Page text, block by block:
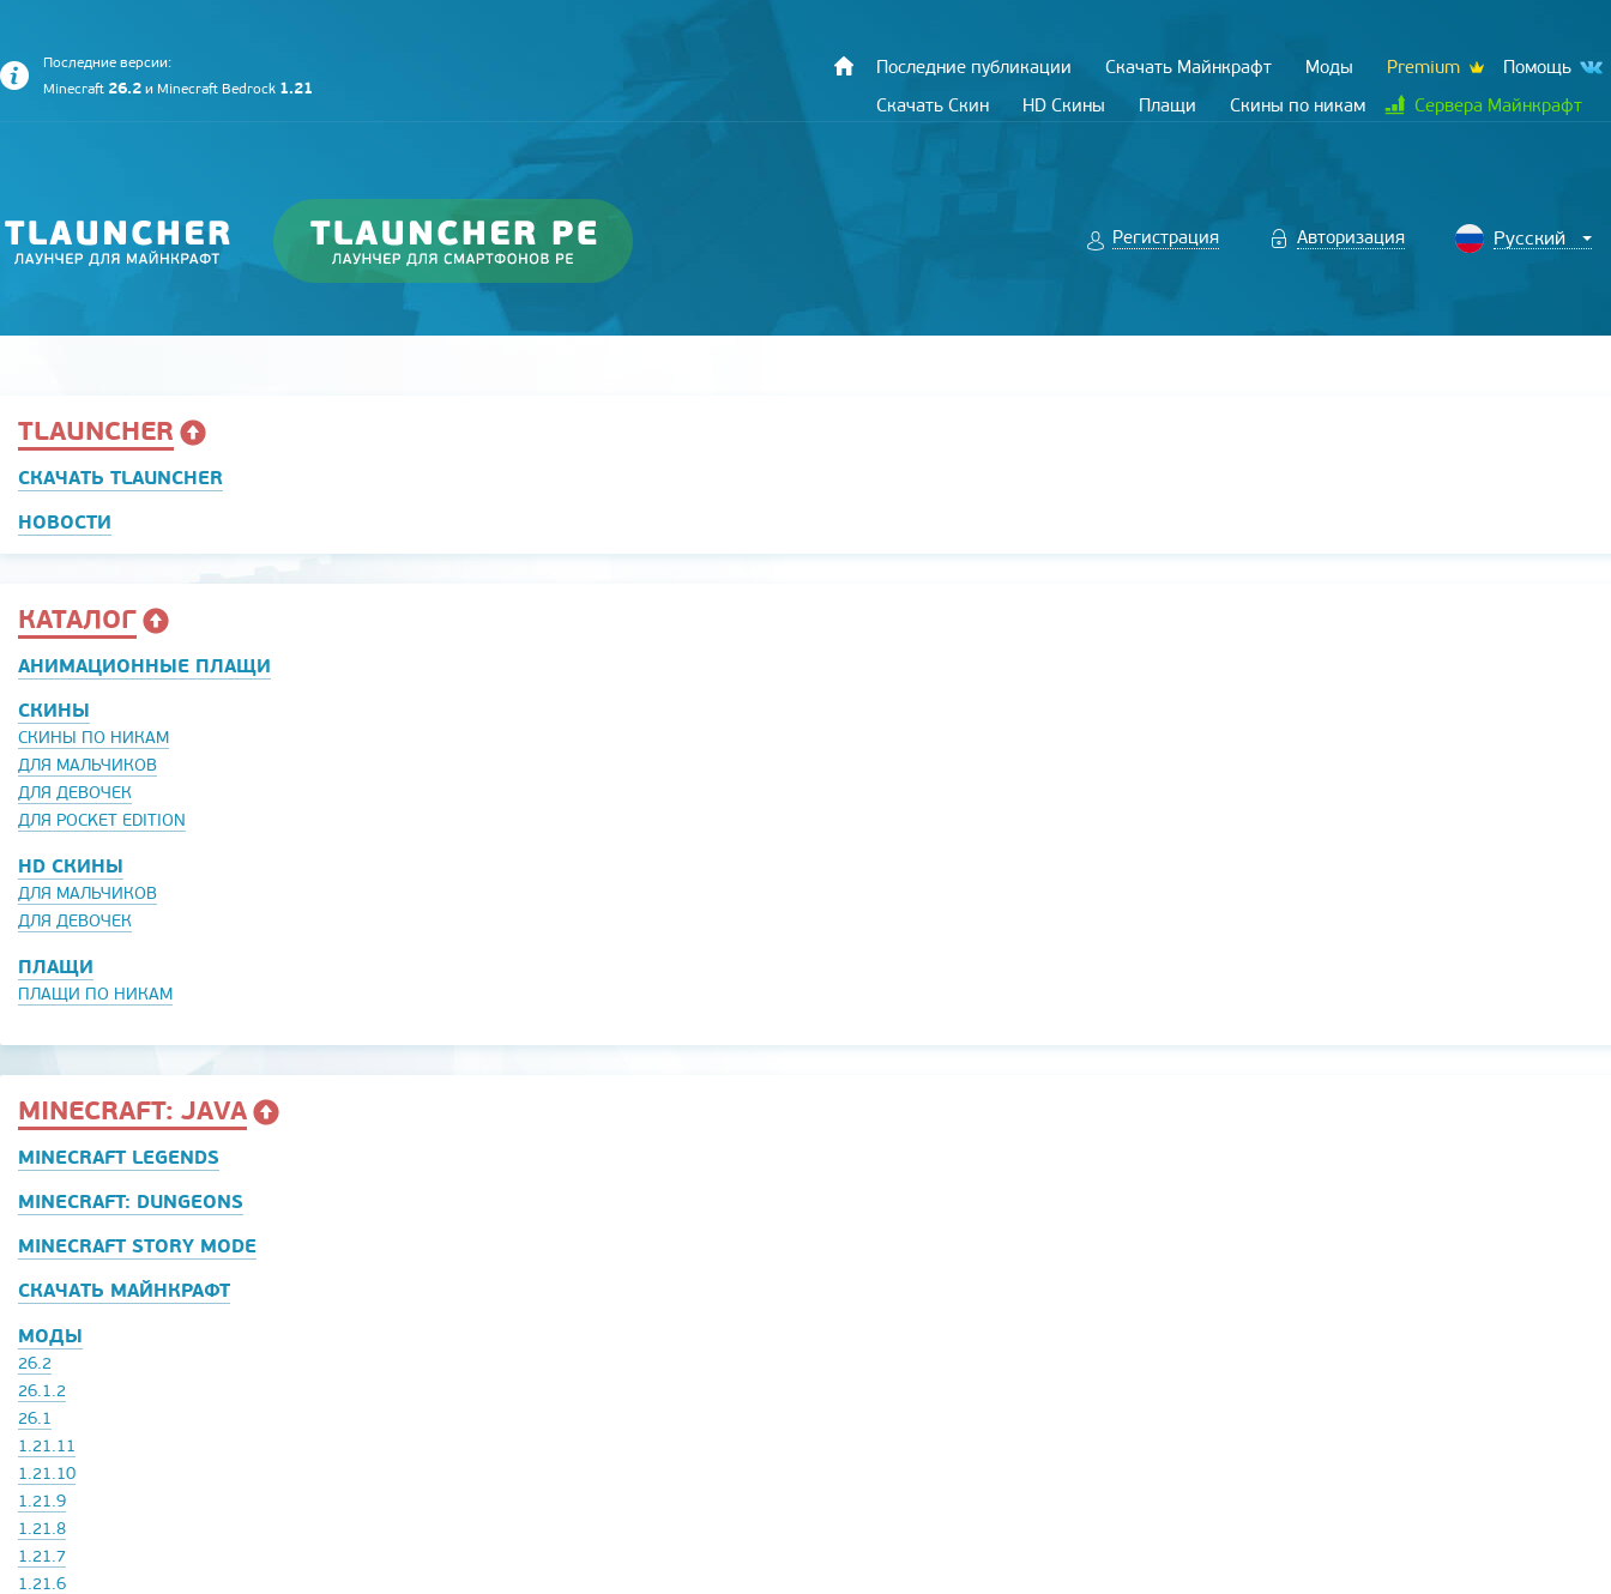
Последние версии:
Minecraft 26.2 и Minecraft Bedrock 1.21
Последние публикации Скачать Майнкрафт Моды Premium
Помощь
Скачать Скин
HD Скины Плащи Скины по никам Сервера Майнкрафт
Регистрация Авторизация
TLAUNCHER
СКАЧАТЬ TLAUNCHER
НОВОСТИ
КАТАЛОГ
АНИМАЦИОННЫЕ ПЛАЩИ
СКИНЫ
СКИНЫ ПО НИКАМ
ДЛЯ МАЛЬЧИКОВ
ДЛЯ ДЕВОЧЕК
ДЛЯ POCKET EDITION
HD СКИНЫ
ДЛЯ МАЛЬЧИКОВ
ДЛЯ ДЕВОЧЕК
ПЛАЩИ
ПЛАЩИ ПО НИКАМ
MINECRAFT: JAVA
MINECRAFT LEGENDS
MINECRAFT: DUNGEONS
MINECRAFT STORY MODE
СКАЧАТЬ МАЙНКРАФТ
МОДЫ
26.2
26.1.2
26.1
1.21.11
1.21.10
1.21.9
1.21.8
1.21.7
1.21.6